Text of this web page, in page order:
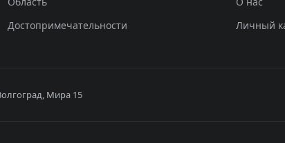
Достопримечательности
Личный
Мира 15